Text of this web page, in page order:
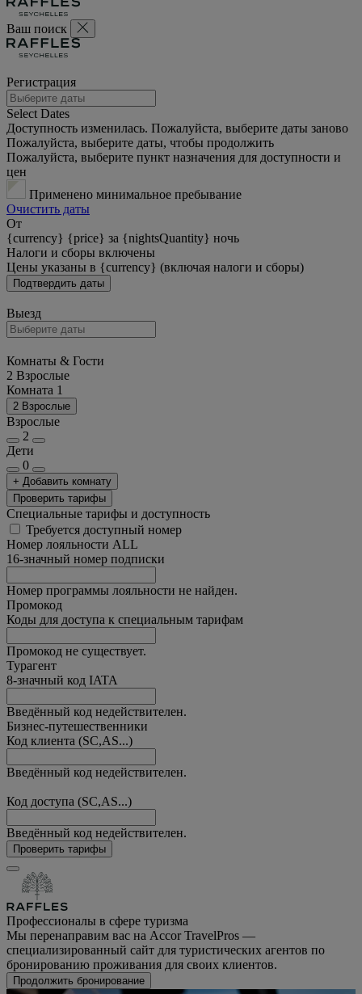
Ваш поиск
Регистрация
Select Dates
Доступность изменилась. Пожалуйста, выберите даты заново
Пожалуйста, выберите даты, чтобы продолжить
Пожалуйста, выберите пункт назначения для доступности и
цен
Применено минимальное пребывание
Очистить даты
От
{currency} {price} за {nightsQuantity} ночь
Налоги и сборы включены
Цены указаны в {currency} (включая налоги и сборы)
Подтвердить даты
Выезд
Комнаты & Гости
2 Взрослые
Комната 1
2 Взрослые
Взрослые
2
Дети
0
+ Добавить комнату
Проверить тарифы
Специальные тарифы и доступность
Требуется доступный номер
Номер лояльности ALL
16-значный номер подписки
Номер программы лояльности не найден.
Промокод
Коды для доступа к специальным тарифам
Промокод не существует.
Турагент
8-значный код IATA
Введённый код недействителен.
Бизнес-путешественники
Код клиента (SC,AS...)
Введённый код недействителен.
Код доступа (SC,AS...)
Введённый код недействителен.
Проверить тарифы
Профессионалы в сфере туризма
Мы перенаправим вас на Accor TravelPros —
специализированный сайт для туристических агентов по
бронированию проживания для своих клиентов.
Продолжить бронирование